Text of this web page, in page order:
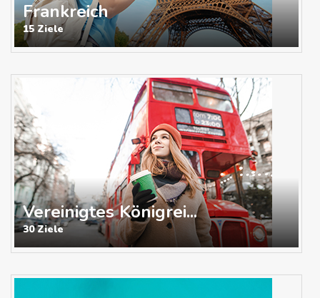
Frankreich
15 Ziele
Vereinigtes Königrei...
30 Ziele